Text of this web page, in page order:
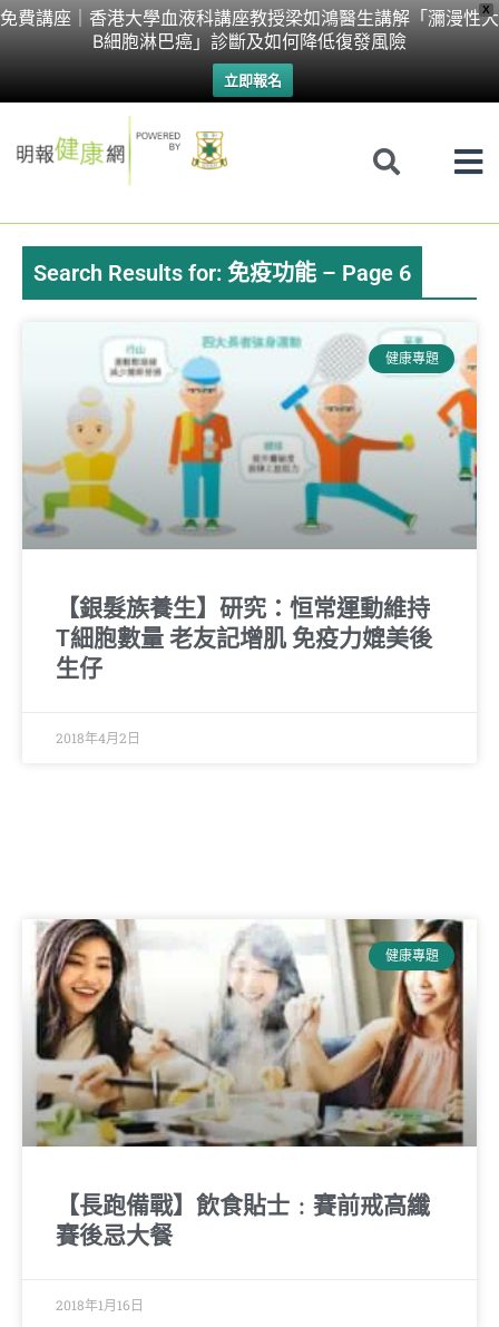
X
免費講座｜香港大學血液科講座教授梁如鴻醫生講解「瀰漫性大
B細胞淋巴癌」診斷及如何降低復發風險
立即報名
Skip
Search Results for: 免疫功能 – Page 6
健康專題
【銀髮族養生】研究：恒常運動維持
T細胞數量 老友記增肌 免疫力媲美後
生仔
2018年4月2日
健康專題
【長跑備戰】飲食貼士﹕賽前戒高纖
賽後忌大餐
2018年1月16日
Page PagePagePage